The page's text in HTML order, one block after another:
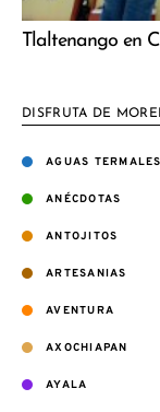
Tlaltenango en
DISFRUTA DE
AGUAS TERMALES
ANÉCDOTAS
ANTOJITOS
ARTESANIAS
AVENTURA
AXOCHIAPAN
AYALA